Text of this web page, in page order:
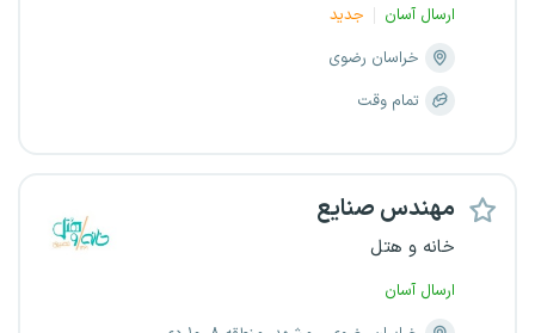
ارسال آسان
جدید
خراسان رضوی
تمام وقت
مهندس صنایع
خانه و هتل
ارسال آسان